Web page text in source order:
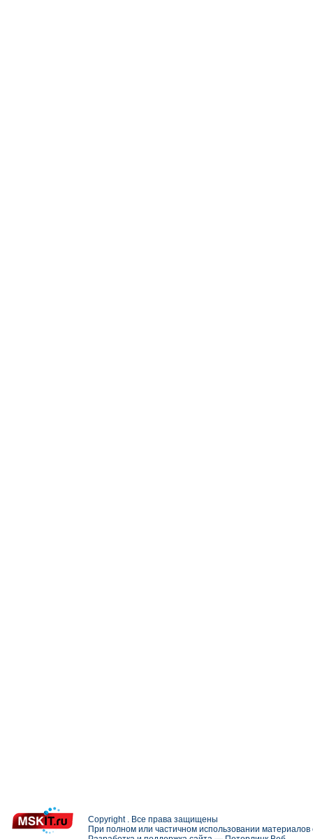
Copyright . Все права защищены
При полном или частичном использовании